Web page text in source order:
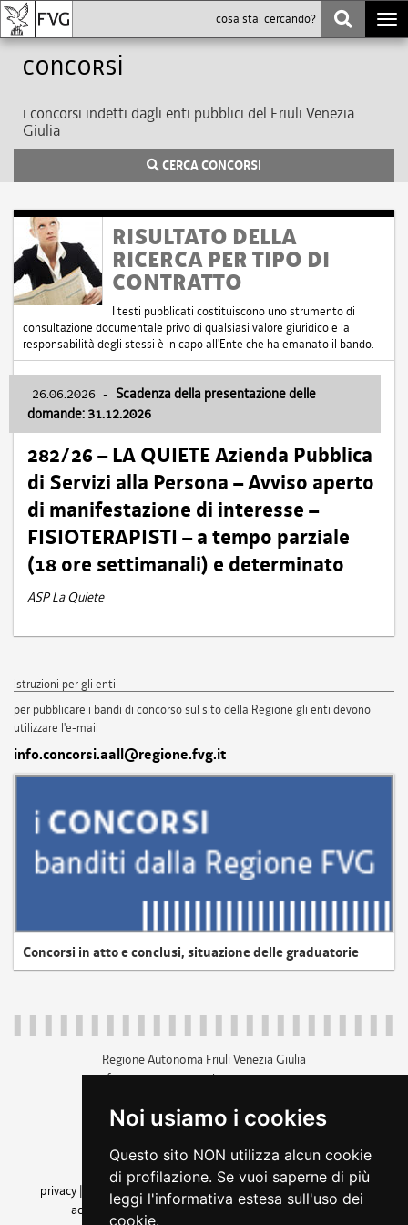
Noi usiamo i cookies
Questo sito NON utilizza alcun cookie
di profilazione. Se vuoi saperne di più
leggi l'informativa estesa sull'uso dei
cookie.
Concorsi
i concorsi indetti dagli enti pubblici del Friuli Venezia
Giulia
CERCA CONCORSI
RISULTATO DELLA
RICERCA PER TIPO DI
CONTRATTO
I testi pubblicati costituiscono uno strumento di
consultazione documentale privo di qualsiasi valore giuridico e la
responsabilità degli stessi è in capo all'Ente che ha emanato il bando.
26.06.2026 - Scadenza della presentazione delle
domande: 31.12.2026
282/26 – LA QUIETE Azienda Pubblica
di Servizi alla Persona – Avviso aperto
di manifestazione di interesse –
FISIOTERAPISTI – a tempo parziale
(18 ore settimanali) e determinato
ASP La Quiete
istruzioni per gli enti
per pubblicare i bandi di concorso sul sito della Regione gli enti devono
utilizzare l'e-mail
info.concorsi.aall@regione.fvg.it
Concorsi in atto e conclusi, situazione delle graduatorie
Regione Autonoma Friuli Venezia Giulia
c.f. 80014930327; p.iva 00526040324
+39 040 3771111
amministrazione trasparente
privacy
cookie |note legali accessibilità
dichiarazione di
accessibilità| feedback cambio preferenze cookie